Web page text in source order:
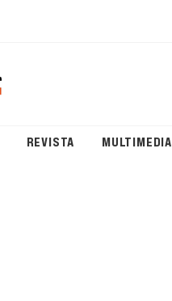
REVISTA MULTIMEDIA